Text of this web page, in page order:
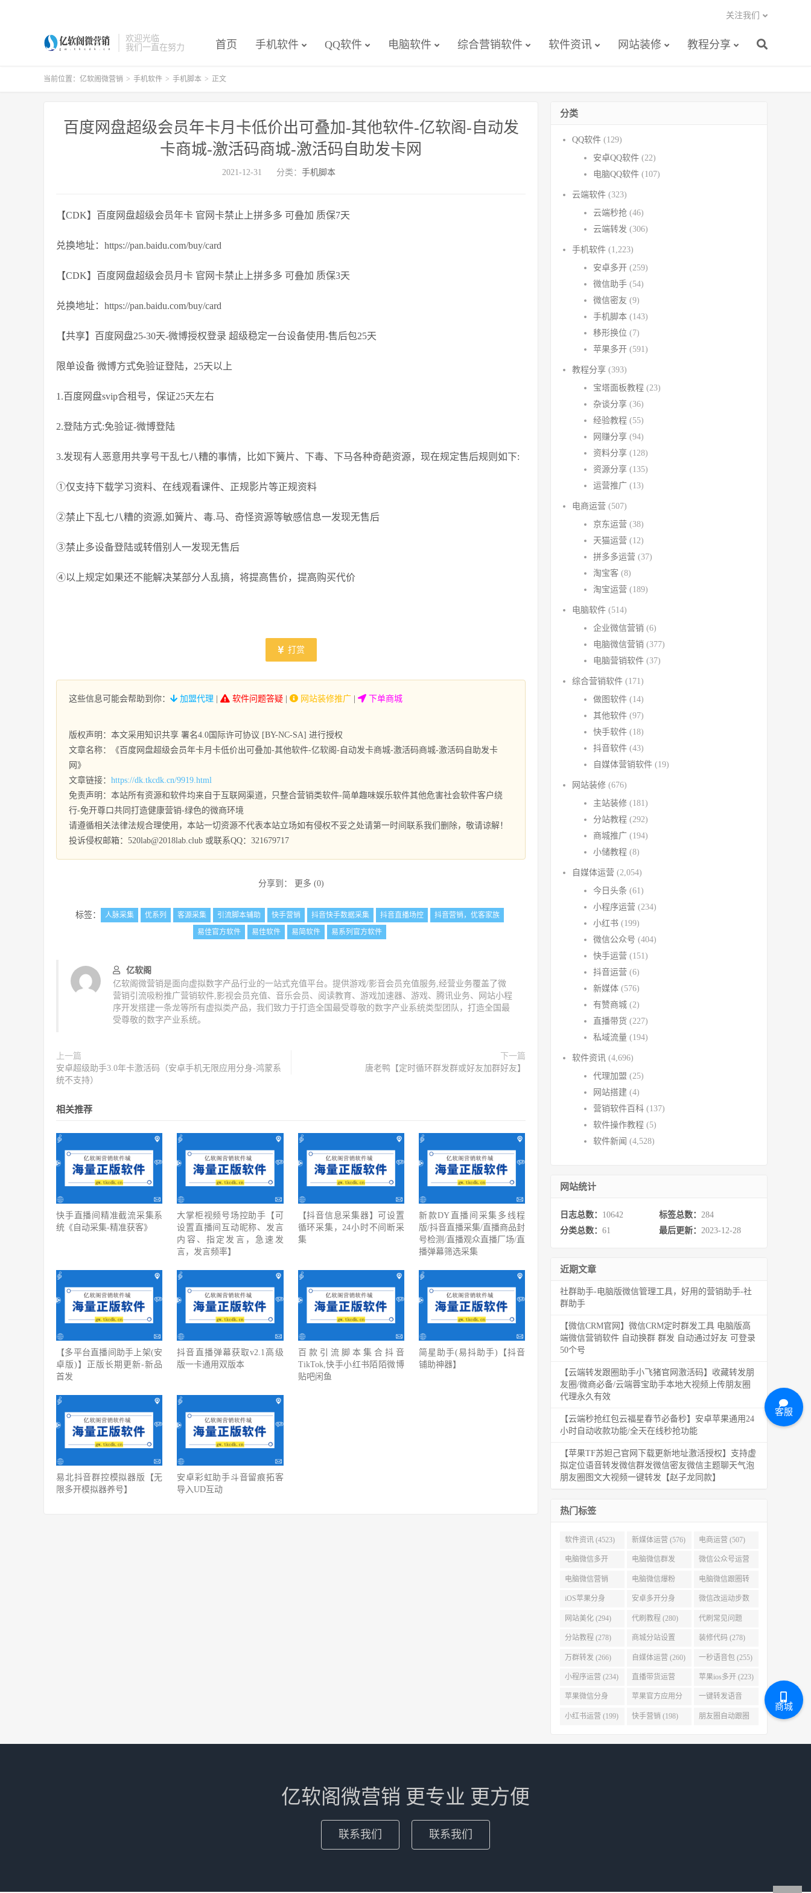
欢迎光临
我们一直在努力
首页 手机软件 QQ软件 电脑软件 综合营销软件 软件资讯 网站装修 教程分享
关注我们
当前位置： 亿软阁微营销 > 手机软件 > 手机脚本 > 正文
百度网盘超级会员年卡月卡低价出可叠加-其他软件-亿软阁-自动发
卡商城-激活码商城-激活码自助发卡网
2021-12-31 分类： 手机脚本
【CDK】百度网盘超级会员年卡 官网卡禁止上拼多多 可叠加 质保7天
兑换地址：https://pan.baidu.com/buy/card
【CDK】百度网盘超级会员月卡 官网卡禁止上拼多多 可叠加 质保3天
兑换地址：https://pan.baidu.com/buy/card
【共享】百度网盘25-30天-微博授权登录 超级稳定一台设备使用-售后包25天
限单设备 微博方式免验证登陆，25天以上
1.百度网盘svip合租号，保证25天左右
2.登陆方式:免验证-微博登陆
3.发现有人恶意用共享号干乱七八糟的事情，比如下簧片、下毒、下马各种奇葩资源，现在规定售后规则如下:
①仅支持下载学习资料、在线观看课件、正规影片等正规资料
②禁止下乱七八糟的资源,如簧片、毒.马、奇怪资源等敏感信息一发现无售后
③禁止多设备登陆或转借别人一发现无售后
④以上规定如果还不能解决某部分人乱搞，将提高售价，提高购买代价
打赏
这些信息可能会帮助到你： 加盟代理 软件问题答疑 网站装修推广 下单商城
版权声明：本文采用知识共享 署名4.0国际许可协议 [BY-NC-SA] 进行授权
文章名称：《百度网盘超级会员年卡月卡低价出可叠加-其他软件-亿软阁-自动发卡商城-激活码商城-激活码自助发卡
网》
文章链接： https://dk.tkcdk.cn/9919.html
免责声明：本站所有资源和软件均来自于互联网渠道，只整合营销类软件-简单趣味娱乐软件其他危害社会软件客户绕
行-免开尊口共同打造健康营销-绿色的微商环境
请遵循相关法律法规合理使用，本站一切资源不代表本站立场如有侵权不妥之处请第一时间联系我们删除，敬请谅解！
投诉侵权邮箱：520lab@2018lab.club 或联系QQ：321679717
分享到： 更多 (0)
标签： 人脉采集 优系列 客源采集 引流脚本辅助 快手营销 抖音快手数据采集 抖音直播场控
抖音营销，优客家族
易佳官方软件
易佳软件 易简软件 易系列官方软件
亿软阁
亿软阁微营销是面向虚拟数字产品行业的一站式充值平台。提供游戏/影音会员充值服务,经营业务覆盖了微
营销引流吸粉推广营销软件,影视会员充值、音乐会员、阅读教育、游戏加速器、游戏、腾讯业务、网站小程
序开发搭建一条龙等所有虚拟类产品，我们致力于打造全国最受尊敬的数字产业系统类型团队，打造全国最
受尊敬的数字产业系统。
上一篇
安卓超级助手3.0年卡激活码（安卓手机无限应用分身-鸿蒙系
统不支持）
下一篇
唐老鸭【定时循环群发群或好友加群好友】
相关推荐
快手直播间精准截流采集系
统《自动采集-精准获客》
大掌柜视频号场控助手【可
设置直播间互动昵称、发言
内容、指定发言，急速发
言，发言频率】
【抖音信息采集器】可设置
循环采集，24小时不间断采
集
新款DY直播间采集多线程
版/抖音直播采集/直播商品封
号检测/直播观众直播厂场/直
播弹幕筛选采集
【多平台直播间助手上架(安
卓版)】正版长期更新-新品
首发
抖音直播弹幕获取v2.1高级
版一卡通用双版本
百款引流脚本集合抖音
TikTok,快手小红书陌陌微博
贴吧闲鱼
简星助手(易抖助手)【抖音
铺助神器】
易北抖音群控模拟器版【无
限多开模拟器养号】
安卓彩虹助手斗音留痕拓客
导入UD互动
分类
QQ软件 (129)
安卓QQ软件 (22)
电脑QQ软件 (107)
云端软件 (323)
云端秒抢 (46)
云端转发 (306)
手机软件 (1,223)
安卓多开 (259)
微信助手 (54)
微信密友 (9)
手机脚本 (143)
移形换位 (7)
苹果多开 (591)
教程分享 (393)
宝塔面板教程 (23)
杂谈分享 (36)
经验教程 (55)
网赚分享 (94)
资料分享 (128)
资源分享 (135)
运营推广 (13)
电商运营 (507)
京东运营 (38)
天猫运营 (12)
拼多多运营 (37)
淘宝客 (8)
淘宝运营 (189)
电脑软件 (514)
企业微信营销 (6)
电脑微信营销 (377)
电脑营销软件 (37)
综合营销软件 (171)
做图软件 (14)
其他软件 (97)
快手软件 (18)
抖音软件 (43)
自媒体营销软件 (19)
网站装修 (676)
主站装修 (181)
分站教程 (292)
商城推广 (194)
小储教程 (8)
自媒体运营 (2,054)
今日头条 (61)
小程序运营 (234)
小红书 (199)
微信公众号 (404)
快手运营 (151)
抖音运营 (6)
新媒体 (576)
有赞商城 (2)
直播带货 (227)
私域流量 (194)
软件资讯 (4,696)
代理加盟 (25)
网站搭建 (4)
营销软件百科 (137)
软件操作教程 (5)
软件新闻 (4,528)
网站统计
日志总数： 10642 标签总数： 284
分类总数： 61 最后更新： 2023-12-28
近期文章
社群助手-电脑版微信管理工具，好用的营销助手-社
群助手
【微信CRM官网】微信CRM定时群发工具 电脑版高
端微信营销软件 自动换群 群发 自动通过好友 可登录
50个号
【云端转发跟圈助手小飞猪官网激活码】收藏转发朋
友圈/微商必备/云端蓉宝助手本地大视频上传朋友圈
代理永久有效
【云端秒抢红包云福星春节必备秒】安卓苹果通用24
小时自动收款功能/全天在线秒抢功能
【苹果TF苏妲己官网下载更新地址激活授权】支持虚
拟定位语音转发微信群发微信密友微信主题聊天气泡
朋友圈图文大视频一键转发【赵子龙同款】
热门标签
软件资讯 (4523) 新媒体运营 (576) 电商运营 (507)
电脑微信多开
(479)
电脑微信群发
(477)
微信公众号运营
(404)
电脑微信营销
(386)
电脑微信爆粉
(384)
电脑微信跟圈转
发 (379)
iOS苹果分身
(371)
安卓多开分身
(333)
微信改运动步数
(313)
网站美化 (294) 代刷教程 (280) 代刷常见问题
(280)
分站教程 (278) 商城分站设置
(278)
装修代码 (278)
万群转发 (266) 自媒体运营 (260) 一秒语音包 (255)
小程序运营 (234) 直播带货运营
(227)
苹果ios多开 (223)
苹果微信分身
(223)
苹果官方应用分
身 (219)
一键转发语音
(219)
小红书运营 (199) 快手营销 (198) 朋友圈自动跟圈
亿软阁微营销 更专业 更方便
联系我们 联系我们
客服
商城